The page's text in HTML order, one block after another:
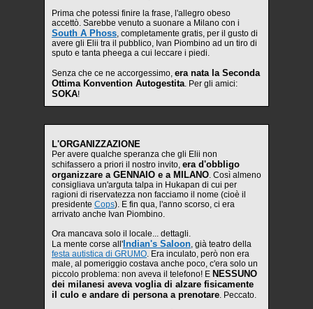
Prima che potessi finire la frase, l'allegro obeso
accettò. Sarebbe venuto a suonare a Milano con i
South A Phoss, completamente gratis, per il gusto di
avere gli Elii tra il pubblico, Ivan Piombino ad un tiro di
sputo e tanta pheega a cui leccare i piedi.
Senza che ce ne accorgessimo, era nata la Seconda
Ottima Konvention Autogestita. Per gli amici:
SOKA!
L'ORGANIZZAZIONE
Per avere qualche speranza che gli Elii non
schifassero a priori il nostro invito, era d'obbligo
organizzare a GENNAIO e a MILANO. Così almeno
consigliava un'arguta talpa in Hukapan di cui per
ragioni di riservatezza non facciamo il nome (cioè il
presidente Cops). E fin qua, l'anno scorso, ci era
arrivato anche Ivan Piombino.
Ora mancava solo il locale... dettagli.
La mente corse all' Indian's Saloon, già teatro della
festa autistica di GRUMO. Era inculato, però non era
male, al pomeriggio costava anche poco, c'era solo un
piccolo problema: non aveva il telefono! E NESSUNO
dei milanesi aveva voglia di alzare fisicamente
il culo e andare di persona a prenotare. Peccato.